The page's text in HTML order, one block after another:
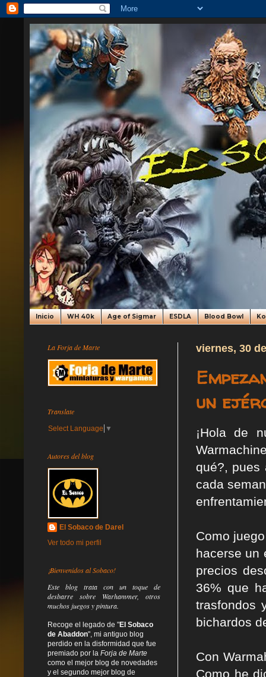
Inicio WH 40k Age of Sigmar ESDLA Blood Bowl
viernes, 30
un
¡Hola de
qué?, pues
cada
Como
hacerse un
precios
36% que
trasfondos
bichardos
Con
Como he
La Forja de Marte
Translate
Select Language ▼
Autores del blog
El Sobaco de Darel
Ver todo mi perfil
¡Bienvenidos al Sobaco!
Este blog trata con un toque de
desbarre sobre Warhammer, otros
muchos juegos y pintura.
Recoge el legado de "El Sobaco
de Abaddon", mi antiguo blog
perdido en la disformidad que fue
premiado por la Forja de Marte
como el mejor blog de novedades
y el segundo mejor blog de